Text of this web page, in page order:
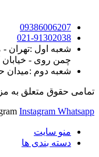
09386006207
021-91302038
شعبه اول :تهران
چمن روی - خیابان کارگر -
شعبه دوم :میدان
تمامی حقوق متعلق به
Instagram Whatsapp
منو سایت
دسته بندی ها